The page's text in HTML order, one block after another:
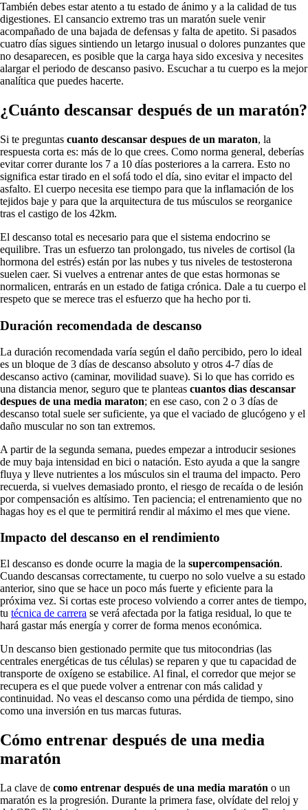
También debes estar atento a tu estado de ánimo y a la calidad de tus
digestiones. El cansancio extremo tras un maratón suele venir
acompañado de una bajada de defensas y falta de apetito. Si pasados
cuatro días sigues sintiendo un letargo inusual o dolores punzantes que
no desaparecen, es posible que la carga haya sido excesiva y necesites
alargar el periodo de descanso pasivo. Escuchar a tu cuerpo es la mejor
analítica que puedes hacerte.
¿Cuánto descansar después de un maratón?
Si te preguntas cuanto descansar despues de un maraton, la
respuesta corta es: más de lo que crees. Como norma general, deberías
evitar correr durante los 7 a 10 días posteriores a la carrera. Esto no
significa estar tirado en el sofá todo el día, sino evitar el impacto del
asfalto. El cuerpo necesita ese tiempo para que la inflamación de los
tejidos baje y para que la arquitectura de tus músculos se reorganice
tras el castigo de los 42km.
El descanso total es necesario para que el sistema endocrino se
equilibre. Tras un esfuerzo tan prolongado, tus niveles de cortisol (la
hormona del estrés) están por las nubes y tus niveles de testosterona
suelen caer. Si vuelves a entrenar antes de que estas hormonas se
normalicen, entrarás en un estado de fatiga crónica. Dale a tu cuerpo el
respeto que se merece tras el esfuerzo que ha hecho por ti.
Duración recomendada de descanso
La duración recomendada varía según el daño percibido, pero lo ideal
es un bloque de 3 días de descanso absoluto y otros 4-7 días de
descanso activo (caminar, movilidad suave). Si lo que has corrido es
una distancia menor, seguro que te planteas cuantos dias descansar
despues de una media maraton; en ese caso, con 2 o 3 días de
descanso total suele ser suficiente, ya que el vaciado de glucógeno y el
daño muscular no son tan extremos.
A partir de la segunda semana, puedes empezar a introducir sesiones
de muy baja intensidad en bici o natación. Esto ayuda a que la sangre
fluya y lleve nutrientes a los músculos sin el trauma del impacto. Pero
recuerda, si vuelves demasiado pronto, el riesgo de recaída o de lesión
por compensación es altísimo. Ten paciencia; el entrenamiento que no
hagas hoy es el que te permitirá rendir al máximo el mes que viene.
Impacto del descanso en el rendimiento
El descanso es donde ocurre la magia de la supercompensación.
Cuando descansas correctamente, tu cuerpo no solo vuelve a su estado
anterior, sino que se hace un poco más fuerte y eficiente para la
próxima vez. Si cortas este proceso volviendo a correr antes de tiempo,
tu técnica de carrera se verá afectada por la fatiga residual, lo que te
hará gastar más energía y correr de forma menos económica.
Un descanso bien gestionado permite que tus mitocondrias (las
centrales energéticas de tus células) se reparen y que tu capacidad de
transporte de oxígeno se estabilice. Al final, el corredor que mejor se
recupera es el que puede volver a entrenar con más calidad y
continuidad. No veas el descanso como una pérdida de tiempo, sino
como una inversión en tus marcas futuras.
Cómo entrenar después de una media
maratón​
La clave de como entrenar después de una media maratón o un
maratón es la progresión. Durante la primera fase, olvídate del reloj y